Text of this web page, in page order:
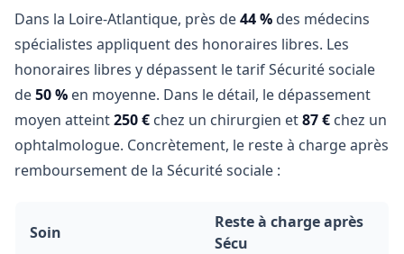
Dans la Loire-Atlantique, près de44 % des médecins
spécialistes appliquent des honoraires libres. Les
honoraires libres y dépassent le tarif Sécurité sociale
de50 % en moyenne. Dans le détail, le dépassement
moyen atteint250 € chez un chirurgien et87 € chez un
ophtalmologue. Concrètement, le reste à charge après
remboursement de la Sécurité sociale :
Soin
Reste à charge après
Sécu